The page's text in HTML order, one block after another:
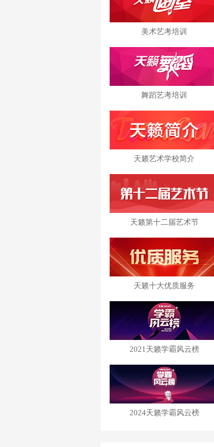
美术艺考培训
舞蹈艺考培训
天籁艺术学校简介
天籁第十二届艺术节
天籁十大优质服务
2021天籁学霸风云榜
2024天籁学霸风云榜